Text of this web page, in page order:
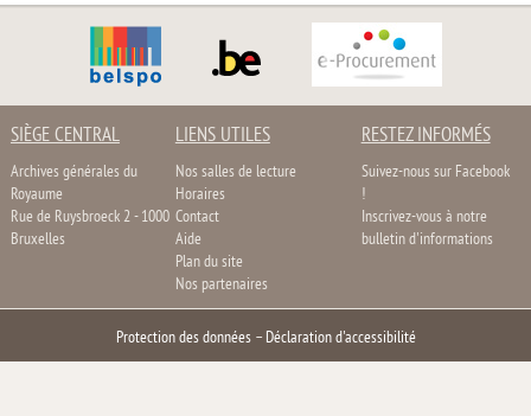
SIÈGE CENTRAL
Archives générales du
Royaume
Rue de Ruysbroeck 2 - 1000
Bruxelles
LIENS UTILES
Nos salles de lecture
Horaires
Contact
Aide
Plan du site
Nos partenaires
RESTEZ INFORMÉS
Suivez-nous sur Facebook
!
Inscrivez-vous à notre
bulletin d'informations
Protection des données– Déclaration d'accessibilité